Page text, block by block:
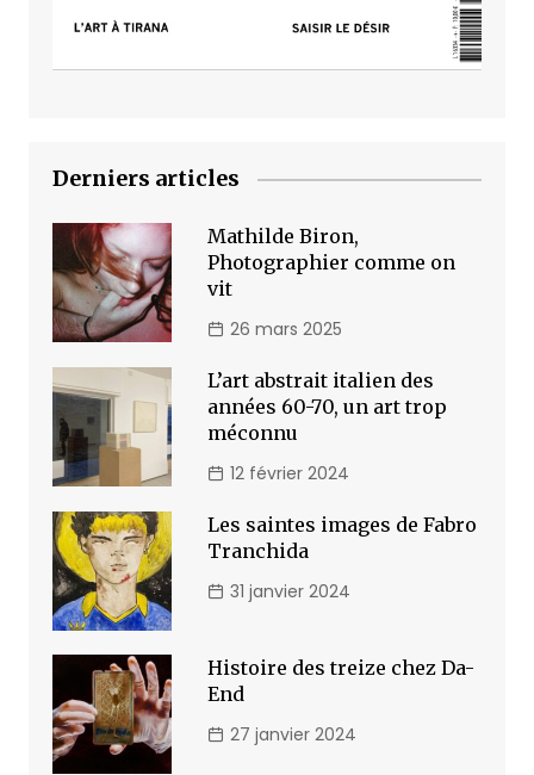
Derniers articles
Mathilde Biron,
Photographier comme on
vit
26 mars 2025
L’art abstrait italien des
années 60-70, un art trop
méconnu
12 février 2024
Les saintes images de Fabro
Tranchida
31 janvier 2024
Histoire des treize chez Da-
End
27 janvier 2024